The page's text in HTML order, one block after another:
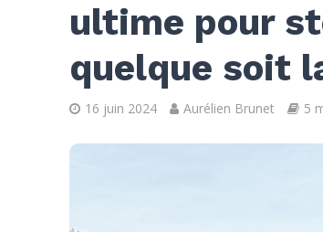
ultime pour
quelque soit
16 juin 2024 Aurélien Brunet 5